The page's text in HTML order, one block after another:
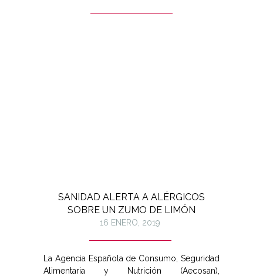
SANIDAD ALERTA A ALÉRGICOS
SOBRE UN ZUMO DE LIMÓN
16 ENERO, 2019
La Agencia Española de Consumo, Seguridad
Alimentaria y Nutrición (Aecosan),